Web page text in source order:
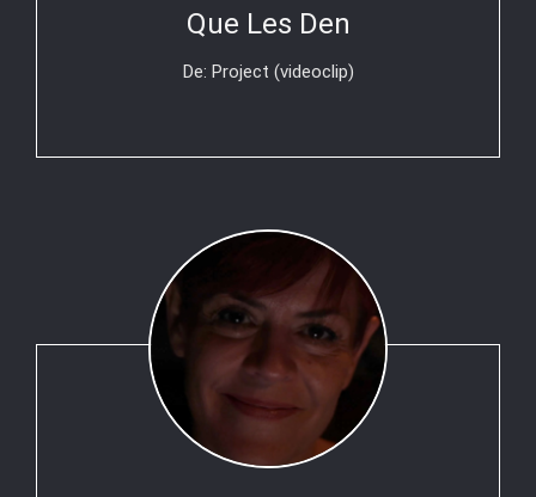
Que Les Den
De: Project (videoclip)